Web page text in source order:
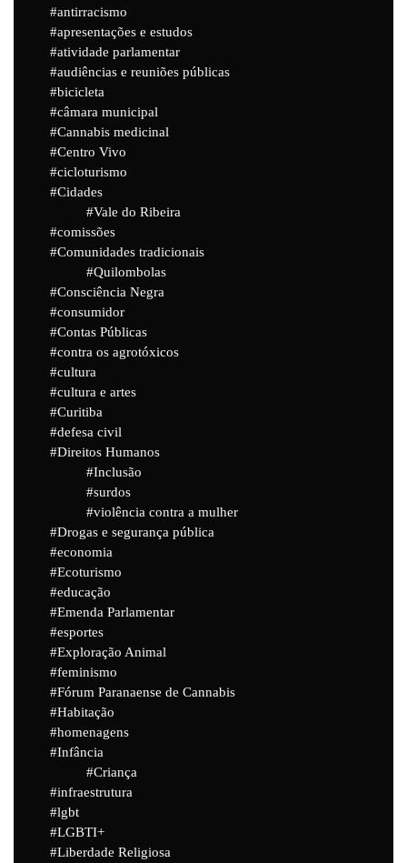
antirracismo
apresentações e estudos
atividade parlamentar
audiências e reuniões públicas
bicicleta
câmara municipal
Cannabis medicinal
Centro Vivo
cicloturismo
Cidades
Vale do Ribeira
comissões
Comunidades tradicionais
Quilombolas
Consciência Negra
consumidor
Contas Públicas
contra os agrotóxicos
cultura
cultura e artes
Curitiba
defesa civil
Direitos Humanos
Inclusão
surdos
violência contra a mulher
Drogas e segurança pública
economia
Ecoturismo
educação
Emenda Parlamentar
esportes
Exploração Animal
feminismo
Fórum Paranaense de Cannabis
Habitação
homenagens
Infância
Criança
infraestrutura
lgbt
LGBTI+
Liberdade Religiosa